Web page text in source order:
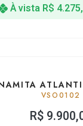
À vista R$
VSO0102
R$